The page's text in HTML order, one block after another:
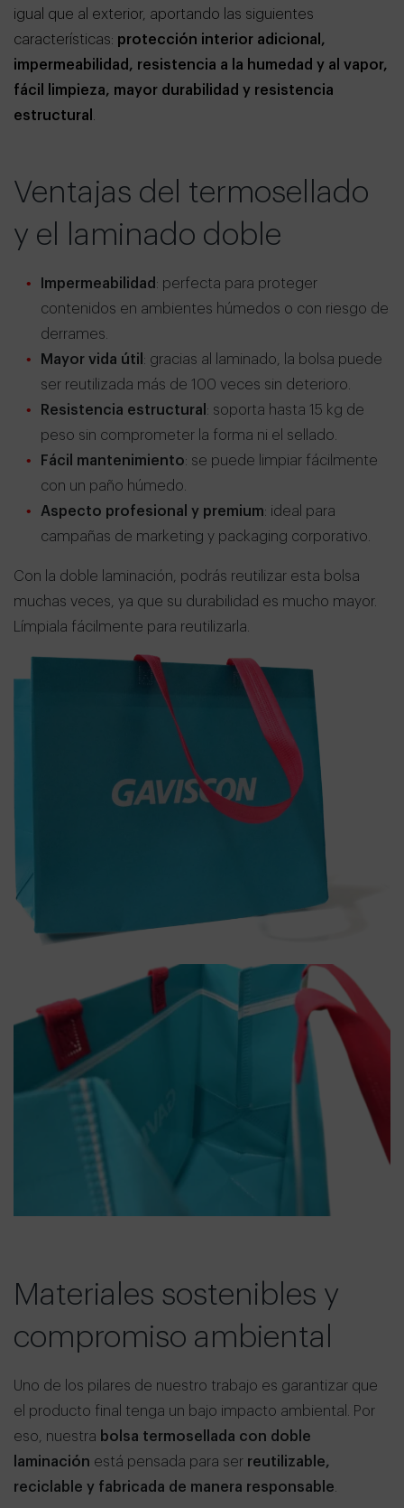
igual que al exterior, aportando las siguientes
características: protección interior adicional,
impermeabilidad, resistencia a la humedad y al vapor,
fácil limpieza, mayor durabilidad y resistencia
estructural
Ventajas del termosellado
y el laminado doble
Impermeabilidad : perfecta para proteger
contenidos en ambientes húmedos o con riesgo de
derrames.
Mayor vida útil : gracias al laminado, la bolsa puede
ser reutilizada más de 100 veces sin deterioro.
Resistencia estructural : soporta hasta 15 kg de
peso sin comprometer la forma ni el sellado.
Fácil mantenimiento: se puede limpiar fácilmente
con un paño húmedo.
Aspecto profesional y premium: ideal para
campañas de marketing y packaging corporativo.
Con la doble laminación, podrás reutilizar esta bolsa
muchas veces, ya que su durabilidad es mucho mayor.
Límpiala fácilmente para reutilizarla.
Materiales sostenibles y
compromiso ambiental
Uno de los pilares de nuestro trabajo es garantizar que
el producto final tenga un bajo impacto ambiental. Por
eso, nuestra bolsa termosellada con doble
laminación está pensada para ser reutilizable,
reciclable y fabricada de manera responsable